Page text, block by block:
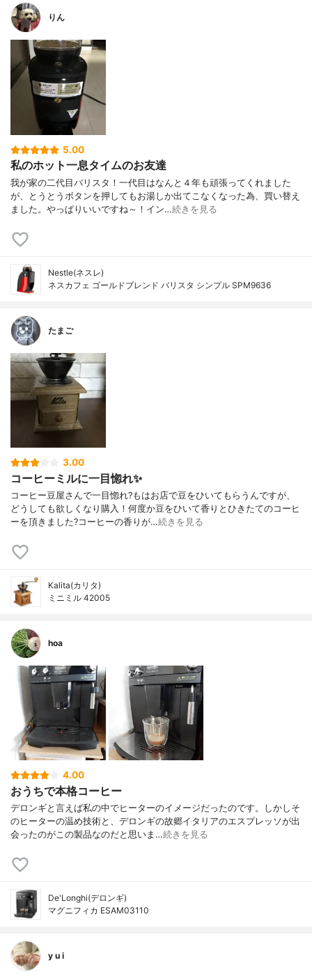
りん
5.00
私のホット一息タイムのお友達
我が家の二代目バリスタ！一代目はなんと４年も頑張ってくれました
が、とうとうボタンを押してもお湯しか出てこなくなった為、買い替え
ました。やっぱりいいですね～！イン…続きを見る
Nestle(ネスレ)
ネスカフェ ゴールドブレンド バリスタ シンプル SPM9636
たまご
3.00
コーヒーミルに一目惚れ✨
コーヒー豆屋さんで一目惚れ?もはお店で豆をひいてもらうんですが、
どうしても欲しくなり購入！何度か豆をひいて香りとひきたてのコーヒ
ーを頂きました?コーヒーの香りが…続きを見る
Kalita(カリタ)
ミニミル 42005
hoa
4.00
おうちで本格コーヒー
デロンギと言えば私の中でヒーターのイメージだったのです。しかしそ
のヒーターの温め技術と、デロンギの故郷イタリアのエスプレッソが出
会ったのがこの製品なのだと思いま…続きを見る
De'Longhi(デロンギ)
マグニフィカ ESAM03110
y u i